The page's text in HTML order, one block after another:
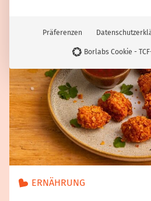
ERNÄHRUNG
Präferenzen
Borlabs Cookie -